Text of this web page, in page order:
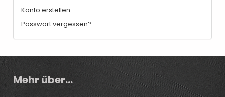
Konto erstellen
Passwort vergessen?
Mehr über...